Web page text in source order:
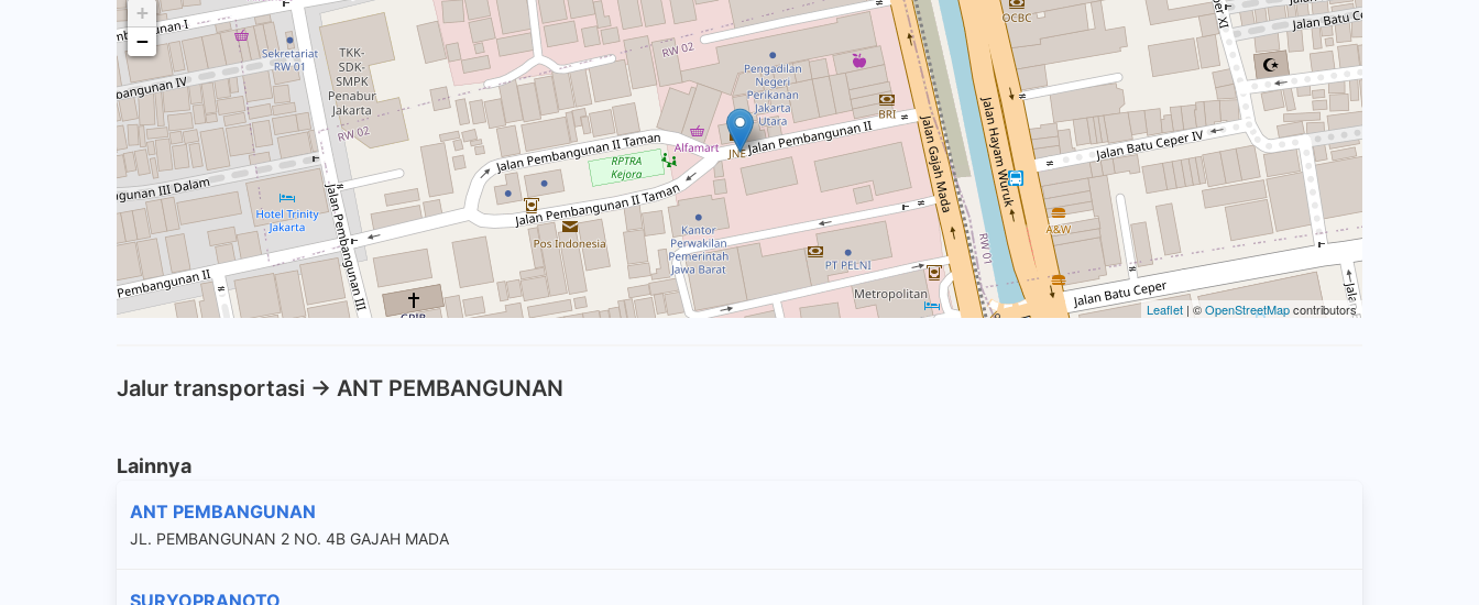
+
−
Leaflet | ©OpenStreetMapcontributors
Jalur transportasi -> ANT PEMBANGUNAN
Lainnya
ANT PEMBANGUNAN
JL. PEMBANGUNAN 2 NO. 4B GAJAH MADA
SURYOPRANOTO